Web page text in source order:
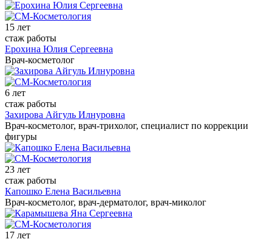
15 лет
стаж работы
Ерохина Юлия Сергеевна
Врач-косметолог
6 лет
стаж работы
Захирова Айгуль Илнуровна
Врач-косметолог, врач-трихолог, специалист по коррекции
фигуры
23 лет
стаж работы
Капошко Елена Васильевна
Врач-косметолог, врач-дерматолог, врач-миколог
17 лет